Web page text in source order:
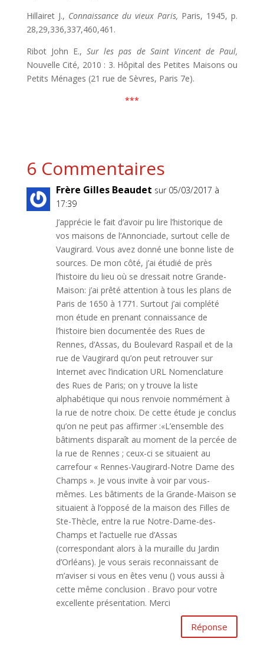
Hillairet J., Connaissance du vieux Paris, Paris, 1945, p.
28,29,336,337,460,461.
Ribot John E.,Sur les pas de Saint Vincent de Paul,
Nouvelle Cité, 2010 : 3. Hôpital des Petites Maisons ou
Petits Ménages (21 rue de Sèvres, Paris 7e).
***
6 Commentaires
Frère Gilles Beaudet sur 05/03/2017 à
17:39
J’apprécie le fait d’avoir pu lire l’historique de
vos maisons de l’Annonciade, surtout celle de
Vaugirard. Vous avez donné une bonne liste de
sources. De mon côté, j’ai étudié de près
l’histoire du lieu où se dressait notre Grande-
Maison: j’ai prêté attention à tous les plans de
Paris de 1650 à 1771. Surtout j’ai complété
mon étude en prenant connaissance de
l’histoire bien documentée des Rues de
Rennes, d’Assas, du Boulevard Raspail et de la
rue de Vaugirard qu’on peut retrouver sur
Internet avec l’indication URL Nomenclature
des Rues de Paris; on y trouve la liste
alphabétique qui nous renvoie nommément à
la rue de notre choix. De cette étude je conclus
qu’on ne peut pas affirmer :«L’ensemble des
bâtiments disparaît au moment de la percée de
la rue de Rennes ; ceux-ci se situaient au
carrefour « Rennes-Vaugirard-Notre Dame des
Champs ». Je vous invite à voir par vous-
mêmes. Les bâtiments de la Grande-Maison se
situaient à l’opposé de la maison des Filles de
Ste-Thècle, entre la rue Notre-Dame-des-
Champs et l’actuelle rue d’Assas
(correspondant alors à la muraille du Jardin
d’Orléans). Je vous serais reconnaissant de
m’aviser si vous en êtes venu () vous aussi à
cette même conclusion . Bravo pour votre
excellente présentation. Merci
Réponse